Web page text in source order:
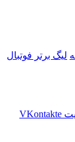
لیگ برتر فوتبال
‫VKontakte